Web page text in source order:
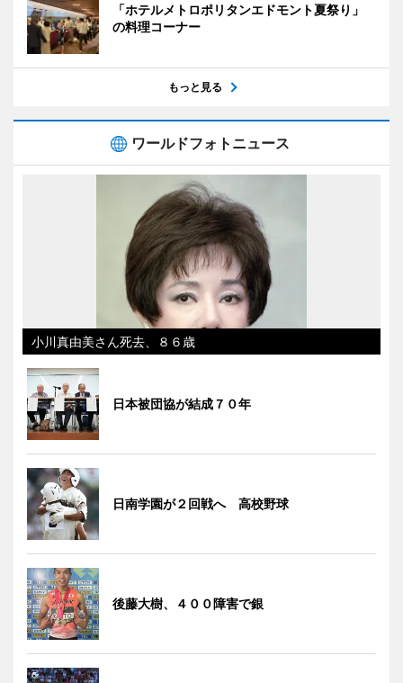
「ホテルメトロポリタンエドモント夏祭り」
の料理コーナー
もっと見る
ワールドフォトニュース
小川真由美さん死去、８６歳
日本被団協が結成７０年
日南学園が２回戦へ 高校野球
後藤大樹、４００障害で銀